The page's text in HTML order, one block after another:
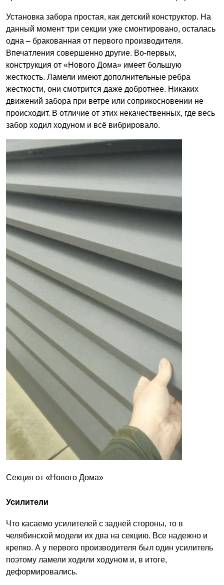
Установка забора простая, как детский конструктор. На
данный момент три секции уже смонтировано, осталась
одна – бракованная от первого производителя.
Впечатления совершенно другие. Во-первых,
конструкция от «Нового Дома» имеет большую
жесткость. Ламели имеют дополнительные ребра
жесткости, они смотрится даже добротнее. Никаких
движений забора при ветре или соприкосновении не
происходит. В отличие от этих некачественных, где весь
забор ходил ходуном и всё вибрировало.
Секция от «Нового Дома»
Усилители
Что касаемо усилителей с задней стороны, то в
челябинской модели их два на секцию. Все надежно и
крепко. А у первого производителя был один усилитель
поэтому ламели ходили ходуном и, в итоге,
деформировались.